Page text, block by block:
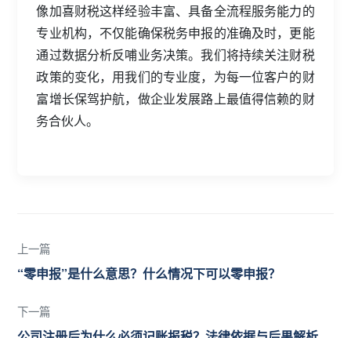
像加喜财税这样经验丰富、具备全流程服务能力的
专业机构，不仅能确保税务申报的准确及时，更能
通过数据分析反哺业务决策。我们将持续关注财税
政策的变化，用我们的专业度，为每一位客户的财
富增长保驾护航，做企业发展路上最值得信赖的财
务合伙人。
上一篇
“零申报”是什么意思？什么情况下可以零申报？
下一篇